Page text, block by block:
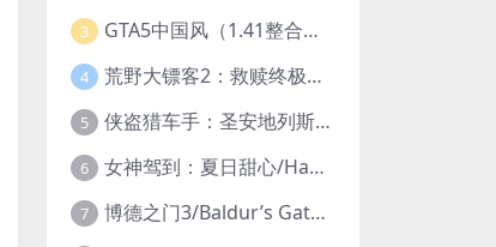
3 GTA5中国风（1.41整合版1300辆真车+183位美女与英雄+200%存档）
4 荒野大镖客2：救赎终极版/大表哥2/Red Dead Redemption 2: Ultimate Edition（更新v1491.50终极版）
5 侠盗猎车手：圣安地列斯重制版/Grand Theft Auto: San Andreas – The Definitive Edition（更新v1.113.49697469）
6 女神驾到：夏日甜心/Happy Together（模拟器版-升级豪华终极珍藏版+全DLC）
7 博德之门3/Baldur’s Gate 3（更新v4.1.1.7209685）